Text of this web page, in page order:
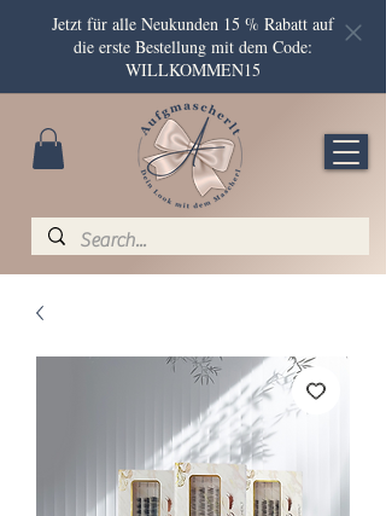
Jetzt für alle Neukunden 15 % Rabatt auf
die erste Bestellung mit dem Code:
WILLKOMMEN15